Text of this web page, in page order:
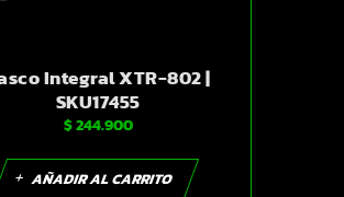
Integral XTR-802 |
SKU17455
$244.900
AÑADIR AL CARRITO